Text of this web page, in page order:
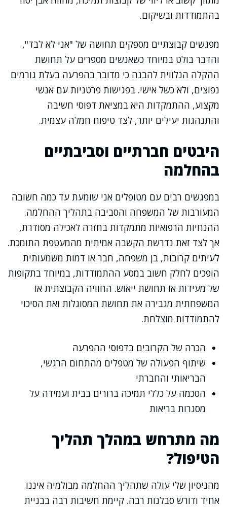
בהתמודדות ובשיקום.
מפגשים קבוצתיים מספקים תחושה של "אני לא לבד",
והדבר בולט במיוחד כשאנשים מספרים על תחושת
ההקלה הנלווית להבנה כי מדובר בהפרעה בעלת גורמים
נפוצים, ולא כשל אישי. בפגישות פרטניות עם אנשי
מקצוע, ההתמקדות היא במציאת דפוסי חשיבה
והתנהגות יעילים יותר, לצד טיפוח חמלה עצמית.
היבטים חברתיים וסביבתיים
בהחלמה
במפגשים רבים עם מטופלים אני שומעת עד כמה חשובה
המעורבות של המשפחה והסביבה בתהליך ההחלמה.
ההנחיות הרפואיות מתמקדות בחזרה לאכילה מסודרת,
אך לצד זאת נדרשת הקשבה אמיתית מהמעטפת התומכת.
לעיתים קרובות, בן משפחה, חבר או דמות משמעותית
הופכים לחלק חשוב במסע ההתמודדות, במיוחד בתקופות
של מעידות או תחושת ייאוש. החוויה הקבוצתית או
המשפחתית מגבירה את תחושת המסוגלות ואת הסיכוי
להתמודדות מוצלחת.
הכרה של הקרובים בדפוסי ההפרעה
שיתוף הפעולה של מטפלים מהתחום הרגשי,
הבריאותי והחברתי
הסכמה על כללי תמיכה ברורים בבית ועמידה על
מסגרות בריאות
מה מתרחש במהלך תהליך
הטיפול?
מהניסיון שלי עולה שתהליך ההחלמה מבולמיה איננו
אחיד ודורש סבלנות רבה. קיימת חשיבות רבה בבניית